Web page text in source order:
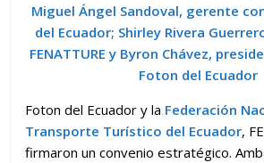
Miguel Ángel Sandoval, gerente
del Ecuador; Shirley Rivera
FENATTURE y Byron Chávez,
Foton del Ecuador
Foton del Ecuador y la Federación
Transporte Turístico del Ecuador,
firmaron un convenio estratégico.